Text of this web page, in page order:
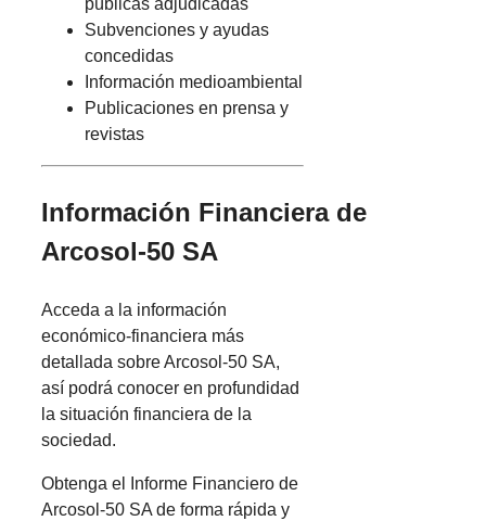
públicas adjudicadas
Subvenciones y ayudas
concedidas
Información medioambiental
Publicaciones en prensa y
revistas
Información Financiera de
Arcosol-50 SA
Acceda a la información
económico-financiera más
detallada sobre Arcosol-50 SA,
así podrá conocer en profundidad
la situación financiera de la
sociedad.
Obtenga el Informe Financiero de
Arcosol-50 SA de forma rápida y